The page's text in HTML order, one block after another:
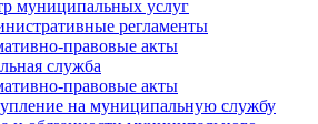
муниципальных услуг
регламенты
правовые акты
служба
правовые акты
на муниципальную службу